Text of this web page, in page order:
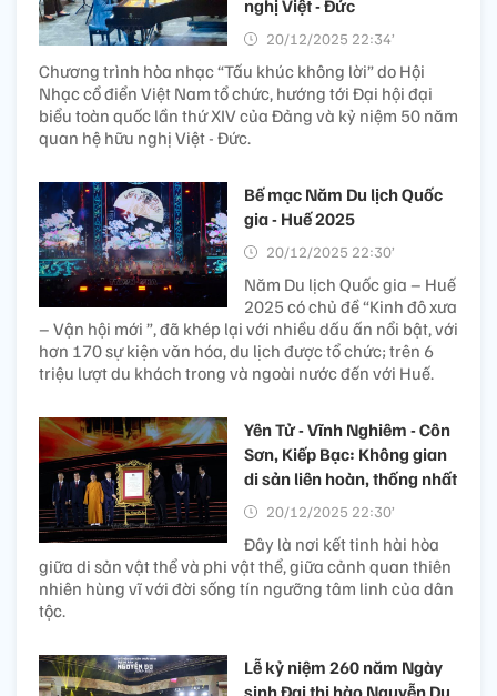
21/12/2025 09:29’
Vượt qua 70 thí sinh đến từ
các quốc gia, vùng lãnh thổ
trên thế giới, người đẹp Yolina Lindquist - đại diện Hoa
Kỳ đã đăng quang Miss Cosmo 2025.
Tấu khúc không lời -
chương trình hòa nhạc kỷ
nghị Việt - Đức
20/12/2025 22:34’
Chương trình hòa nhạc “Tấu khúc không lời” do Hội
Nhạc cổ điển Việt Nam tổ chức, hướng tới Đại hội đại
biểu toàn quốc lần thứ XIV của Đảng và kỷ niệm 50 năm
Bế mạc Năm Du lịch Quốc
gia - Huế 2025
20/12/2025 22:30’
Năm Du lịch Quốc gia – Huế
2025 có chủ đề “Kinh đô xưa
– Vận hội mới ”, đã khép lại với nhiều dấu ấn nổi bật, với
hơn 170 sự kiện văn hóa, du lịch được tổ chức; trên 6
Yên Tử - Vĩnh Nghiêm - Côn